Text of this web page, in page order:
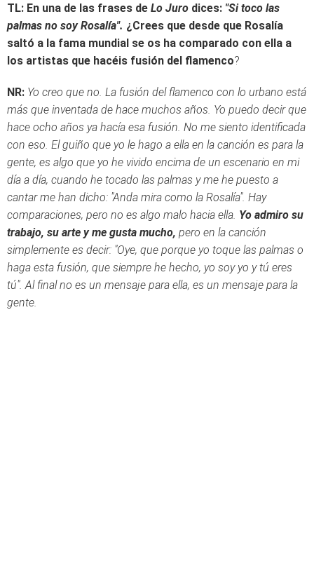
TL: En una de las frases de Lo Juro dices: "Si toco las
palmas no soy Rosalía". ¿Crees que desde que Rosalía
saltó a la fama mundial se os ha comparado con ella a
los artistas que hacéis fusión del flamenco?
NR: Yo creo que no. La fusión del flamenco con lo urbano está
más que inventada de hace muchos años. Yo puedo decir que
hace ocho años ya hacía esa fusión. No me siento identificada
con eso. El guiño que yo le hago a ella en la canción es para la
gente, es algo que yo he vivido encima de un escenario en mi
día a día, cuando he tocado las palmas y me he puesto a
cantar me han dicho: "Anda mira como la Rosalía". Hay
comparaciones, pero no es algo malo hacia ella. Yo admiro su
trabajo, su arte y me gusta mucho, pero en la canción
simplemente es decir: "Oye, que porque yo toque las palmas o
haga esta fusión, que siempre he hecho, yo soy yo y tú eres
tú". Al final no es un mensaje para ella, es un mensaje para la
gente.